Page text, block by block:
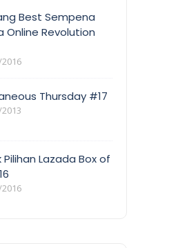
Best Sempena
Online Revolution
Thursday #17
Pilihan Lazada Box of